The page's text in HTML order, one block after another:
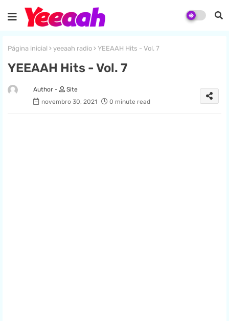
Página inicial yeeaah radio YEEAAH Hits - Vol. 7
YEEAAH Hits - Vol. 7
Site
novembro 30, 2021
0 minute read